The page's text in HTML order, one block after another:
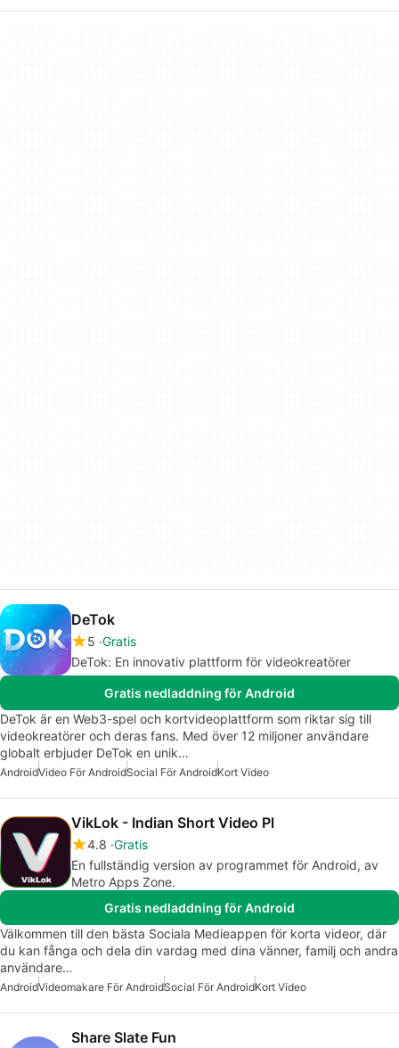
DeTok
5 Gratis
DeTok: En innovativ plattform för videokreatörer
Gratis nedladdning för Android
DeTok är en Web3-spel och kortvideoplattform som riktar sig till
videokreatörer och deras fans. Med över 12 miljoner användare
globalt erbjuder DeTok en unik…
AndroidVideo För AndroidSocial För AndroidKort Video
VikLok - Indian Short Video Pl
4.8 Gratis
En fullständig version av programmet för Android, av
Metro Apps Zone.
Gratis nedladdning för Android
Välkommen till den bästa Sociala Medieappen för korta videor, där
du kan fånga och dela din vardag med dina vänner, familj och andra
användare…
AndroidVideomakare För AndroidSocial För AndroidKort Video
Share Slate Fun